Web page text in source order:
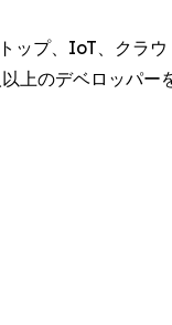
ップ、IoT、クラ
のデベロッパー